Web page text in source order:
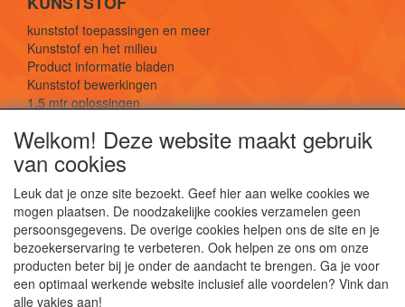
kunststof toepassingen en meer
Kunststof en het milieu
Product informatie bladen
Kunststof bewerkingen
1,5 mtr oplossingen
SOCIALE MEDIA
De webshop voor kunststof platen, folies, buizen
Welkom! Deze website maakt gebruik
van cookies
Leuk dat je onze site bezoekt. Geef hier aan welke cookies we
mogen plaatsen. De noodzakelijke cookies verzamelen geen
persoonsgegevens. De overige cookies helpen ons de site en je
bezoekerservaring te verbeteren. Ook helpen ze ons om onze
producten beter bij je onder de aandacht te brengen. Ga je voor
een optimaal werkende website inclusief alle voordelen? Vink dan
alle vakjes aan!